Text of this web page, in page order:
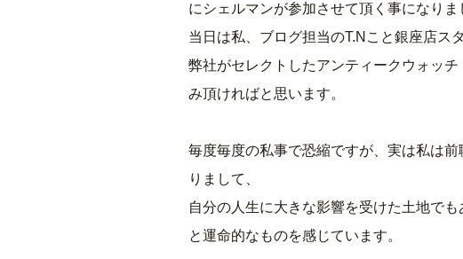
にシェルマンが参加させて頂く事になりま
当日は私、ブログ担当のT.Nこと銀座店ス
弊社がセレクトしたアンティークウォッ
み頂ければと思います。
毎度毎度の私事で恐縮ですが、実は私は
りまして、
自分の人生に大きな影響を受けた土地で
と運命的なものを感じています。